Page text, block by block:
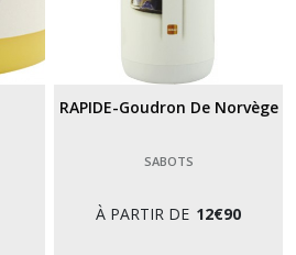
RAPIDE-Goudron De Norvège
SABOTS
À PARTIR DE 12€90